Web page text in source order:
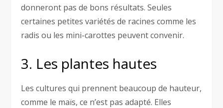
donneront pas de bons résultats. Seules
certaines petites variétés de racines comme les
radis ou les mini-carottes peuvent convenir.
3. Les plantes hautes
Les cultures qui prennent beaucoup de hauteur,
comme le maïs, ce n’est pas adapté. Elles